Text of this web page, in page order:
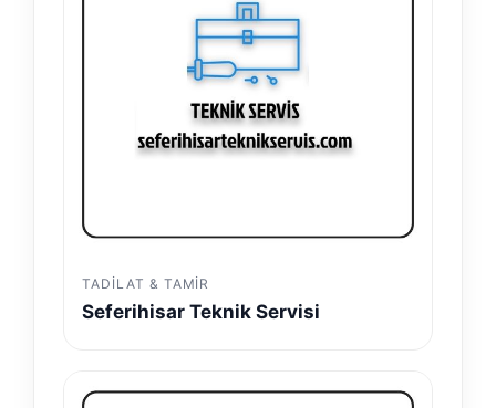
TADILAT & TAMIR
Seferihisar Teknik Servisi